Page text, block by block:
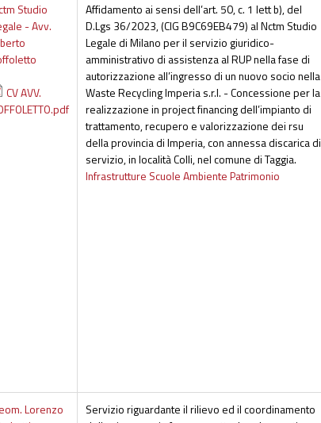
Studio
- Avv.
CV AVV.
Affidamento ai sensi dell’art. 50, c. 1 lett b), del
D.Lgs 36/2023, (CIG B9C69EB479) al Nctm Studio
Legale di Milano per il servizio giuridico-
amministrativo di assistenza al RUP nella fase di
autorizzazione all’ingresso di un nuovo socio nella
Waste Recycling Imperia s.r.l. - Concessione per la
realizzazione in project financing dell’impianto di
trattamento, recupero e valorizzazione dei rsu
della provincia di Imperia, con annessa discarica di
servizio, in località Colli, nel comune di Taggia.
Infrastrutture Scuole Ambiente Patrimonio
Lorenzo
Servizio riguardante il rilievo ed il coordinamento